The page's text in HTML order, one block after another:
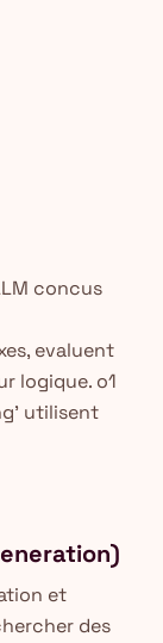
concus
evaluent
logique. o1
utilisent
et
des